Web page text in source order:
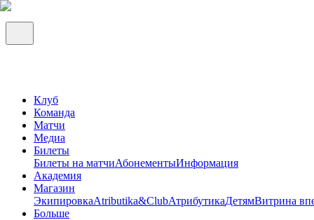
Клуб
Команда
Матчи
Медиа
Билеты
Билеты на матчиАбонементыИнформация
Академия
Магазин
ЭкипировкаAtributika&ClubАтрибутикаДетямВитрина
Больше